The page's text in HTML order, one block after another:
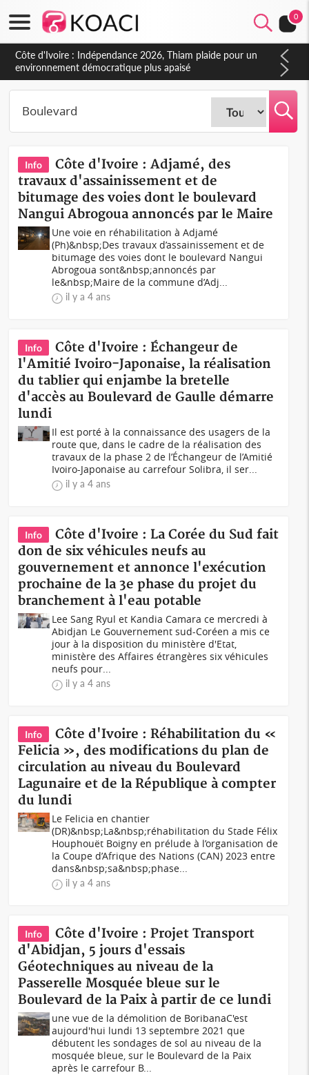
0
Côte d'Ivoire : Indépendance 2026, Thiam plaide pour un
environnement démocratique plus apaisé
Info
Côte d'Ivoire : Adjamé, des
travaux d'assainissement et de
bitumage des voies dont le boulevard
Nangui Abrogoua annoncés par le Maire
Une voie en réhabilitation à Adjamé
(Ph)&nbsp;Des travaux d’assainissement et de
bitumage des voies dont le boulevard Nangui
Abrogoua sont&nbsp;annoncés par
le&nbsp;Maire de la commune d’Adj...
il y a 4 ans
Info
Côte d'Ivoire : Échangeur de
l'Amitié Ivoiro-Japonaise, la réalisation
du tablier qui enjambe la bretelle
d'accès au Boulevard de Gaulle démarre
lundi
Il est porté à la connaissance des usagers de la
route que, dans le cadre de la réalisation des
travaux de la phase 2 de l’Échangeur de l’Amitié
Ivoiro-Japonaise au carrefour Solibra, il ser...
il y a 4 ans
Info
Côte d'Ivoire : La Corée du Sud fait
don de six véhicules neufs au
gouvernement et annonce l'exécution
prochaine de la 3e phase du projet du
branchement à l'eau potable
Lee Sang Ryul et Kandia Camara ce mercredi à
Abidjan Le Gouvernement sud-Coréen a mis ce
jour à la disposition du ministère d'Etat,
ministère des Affaires étrangères six véhicules
neufs pour...
il y a 4 ans
Info
Côte d'Ivoire : Réhabilitation du «
Felicia », des modifications du plan de
circulation au niveau du Boulevard
Lagunaire et de la République à compter
du lundi
Le Felicia en chantier
(DR)&nbsp;La&nbsp;réhabilitation du Stade Félix
Houphouët Boigny en prélude à l’organisation de
la Coupe d’Afrique des Nations (CAN) 2023 entre
dans&nbsp;sa&nbsp;phase...
il y a 4 ans
Info
Côte d'Ivoire : Projet Transport
d'Abidjan, 5 jours d'essais
Géotechniques au niveau de la
Passerelle Mosquée bleue sur le
Boulevard de la Paix à partir de ce lundi
une vue de la démolition de BoribanaC'est
aujourd'hui lundi 13 septembre 2021 que
débutent les sondages de sol au niveau de la
mosquée bleue, sur le Boulevard de la Paix
après le carrefour B...